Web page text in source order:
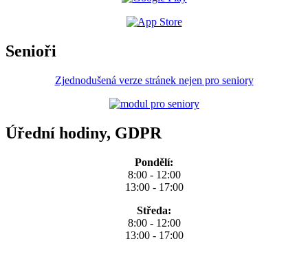
Senioři
Zjednodušená verze stránek nejen pro seniory
Úřední hodiny, GDPR
Pondělí:
8:00 - 12:00
13:00 - 17:00
Středa:
8:00 - 12:00
13:00 - 17:00